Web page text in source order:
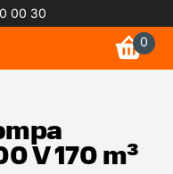
00 30
0
V 170 m³